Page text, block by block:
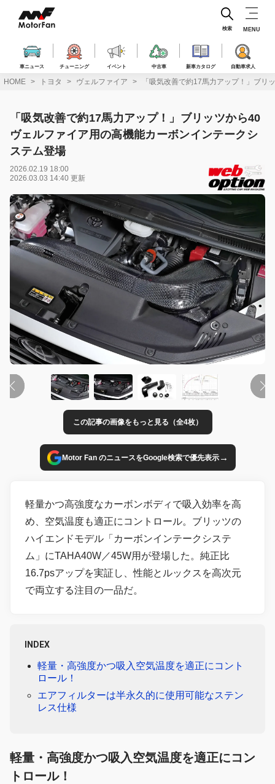
ス
車ニュース チューニング イベント 中古車 新車カタログ 自動車求人
検索 MENU
HOME トヨタ ヴェルファイア 「吸気改善で約17馬力アップ！」ブ
「吸気改善で約17馬力アップ！」ブリッツから40
ヴェルファイア用の高機能カーボンインテークシ
ステム登場
2026.02.19 18:00
2026.03.03 14:40 更新
この記事の画像をもっと見る（全4枚）
Motor Fan のニュースをGoogle検索で優先表示→
軽量かつ高強度なカーボンボディで吸入効率を高
め、空気温度も適正にコントロール。ブリッツの
ハイエンドモデル「カーボンインテークシステ
ム」にTAHA40W／45W用が登場した。純正比
16.7psアップを実証し、性能とルックスを高次元
で両立する注目の一品だ。
INDEX
軽量・高強度かつ吸入空気温度を適正にコント
ロール！
エアフィルターは半永久的に使用可能なステン
レス仕様
軽量・高強度かつ吸入空気温度を適正にコン
トロール！